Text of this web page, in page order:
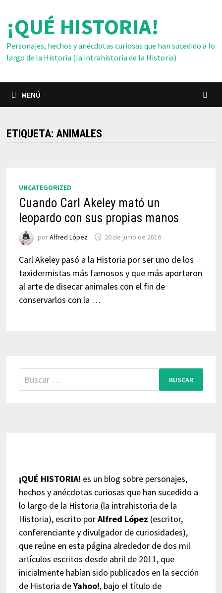
contenido
¡QUÉ HISTORIA!
Personajes, hechos y anécdotas curiosas que han sucedido a lo
largo de la Historia (la intrahistoria de la Historia)
MENÚ
ETIQUETA: ANIMALES
UNCATEGORIZED
Cuando Carl Akeley mató un
leopardo con sus propias manos
porAlfred López 20 de junio de 2016
Carl Akeley pasó a la Historia por ser uno de los
taxidermistas más famosos y que más aportaron
al arte de disecar animales con el fin de
conservarlos con la …
Buscar:
¡QUÉ HISTORIA! es un blog sobre personajes,
hechos y anécdotas curiosas que han sucedido a
lo largo de la Historia (la intrahistoria de la
Historia), escrito porAlfred López (escritor,
conferenciante y divulgador de curiosidades),
que reúne en esta página alrededor de dos mil
artículos escritos desde abril de 2011, que
inicialmente habían sido publicados en la sección
de Historia deYahoo!, bajo el título de